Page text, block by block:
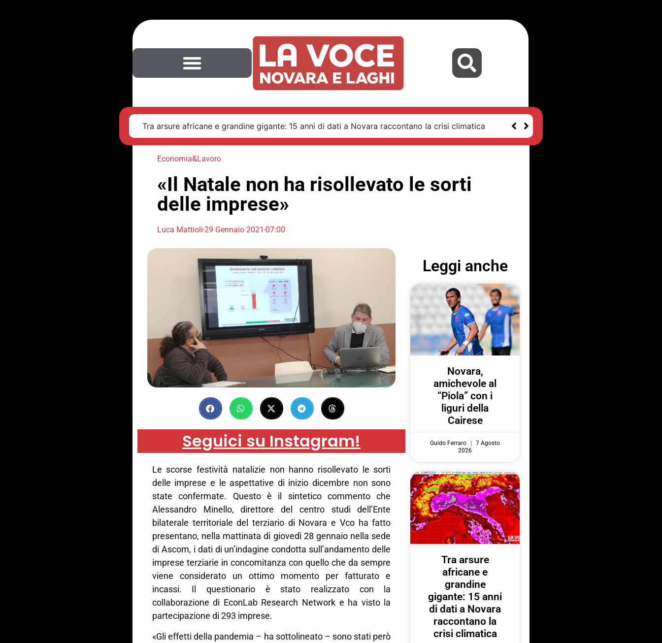
Tra arsure africane e grandine gigante: 15 anni di dati a Novara raccontano la crisi climatica
Economia&Lavoro
«Il Natale non ha risollevato le sorti
delle imprese»
Luca Mattioli29 Gennaio 2021 07:00
Seguici su Instagram!
Le scorse festività natalizie non hanno risollevato le sorti
delle imprese e le aspettative di inizio dicembre non sono
state confermate. Questo è il sintetico commento che
Alessandro Minello, direttore del centro studi dell’Ente
bilaterale territoriale del terziario di Novara e Vco ha fatto
presentano, nella mattinata di giovedì 28 gennaio nella sede
di Ascom, i dati di un’indagine condotta sull’andamento delle
imprese terziarie in concomitanza con quello che da sempre
viene considerato un ottimo momento per fatturato e
incassi. Il questionario è stato realizzato con la
collaborazione di EconLab Research Network e ha visto la
partecipazione di 293 imprese.
«Gli effetti della pandemia – ha sottolineato – sono stati però
Leggi anche
Novara,
amichevole al
“Piola” con i
liguri della
Cairese
Guido Ferraro
7 Agosto
2026
Tra arsure
africane e
grandine
gigante: 15 anni
di dati a Novara
raccontano la
crisi climatica